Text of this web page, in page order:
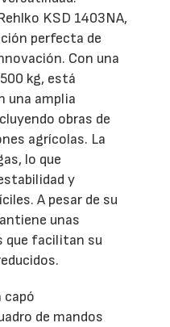
KSD 1403NA,
perfecta de
Con una
kg, está
una amplia
obras de
agrícolas. La
lo que
y
A pesar de su
unas
que facilitan su
capó
de mandos